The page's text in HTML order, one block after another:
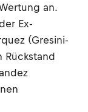
an.
Ex-
(Gresini-
Rückstand